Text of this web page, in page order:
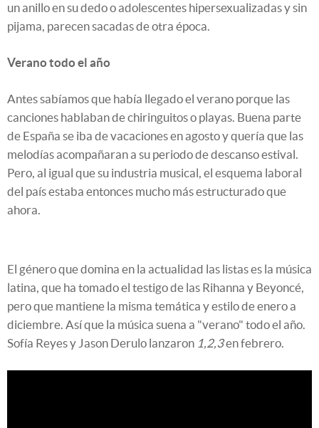
un anillo en su dedo o adolescentes hipersexualizadas y sin
pijama, parecen sacadas de otra época.
Verano todo el año
Antes sabíamos que había llegado el verano porque las
canciones hablaban de chiringuitos o playas. Buena parte
de España se iba de vacaciones en agosto y quería que las
melodías acompañaran a su periodo de descanso estival.
Pero, al igual que su industria musical, el esquema laboral
del país estaba entonces mucho más estructurado que
ahora.
El género que domina en la actualidad las listas es la música
latina, que ha tomado el testigo de las Rihanna y Beyoncé,
pero que mantiene la misma temática y estilo de enero a
diciembre. Así que la música suena a "verano" todo el año.
Sofía Reyes y Jason Derulo lanzaron 1,2,3en febrero.